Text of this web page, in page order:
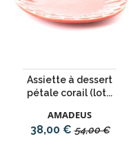
Assiette à dessert
pétale corail (lot...
AMADEUS
Prix
38,00 € Prix
54,00 €